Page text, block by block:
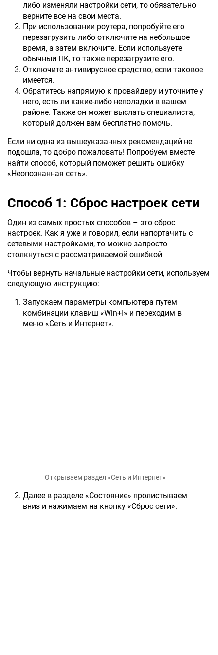
либо изменяли настройки сети, то обязательно
верните все на свои места.
При использовании роутера, попробуйте его
перезагрузить либо отключите на небольшое
время, а затем включите. Если используете
обычный ПК, то также перезагрузите его.
Отключите антивирусное средство, если таковое
имеется.
Обратитесь напрямую к провайдеру и уточните у
него, есть ли какие-либо неполадки в вашем
районе. Также он может выслать специалиста,
который должен вам бесплатно помочь.
Если ни одна из вышеуказанных рекомендаций не
подошла, то добро пожаловать! Попробуем вместе
найти способ, который поможет решить ошибку
«Неопознанная сеть».
Способ 1: Сброс настроек сети
Один из самых простых способов – это сброс
настроек. Как я уже и говорил, если напортачить с
сетевыми настройками, то можно запросто
столкнуться с рассматриваемой ошибкой.
Чтобы вернуть начальные настройки сети, используем
следующую инструкцию:
Запускаем параметры компьютера путем
комбинации клавиш «Win+I» и переходим в
меню «Сеть и Интернет».
Открываем раздел «Сеть и Интернет»
Далее в разделе «Состояние» пролистываем
вниз и нажимаем на кнопку «Сброс сети».